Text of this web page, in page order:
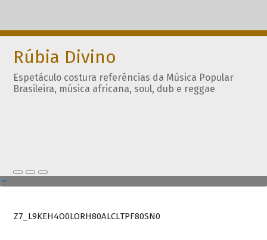
Rúbia Divino
Espetáculo costura referências da Música Popular
Brasileira, música africana, soul, dub e reggae
Z7_L9KEH4O0LORH80ALCLTPF80SN0